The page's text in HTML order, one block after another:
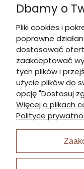
Kontakt
Informacje
Płatności i
Moje konto
I Nagroda w
Dbamy o
Pliki cookies i
poprawne
dostosować
zaakceptować
tych plików i
użycie plików do
opcję "Dostosuj
Więcej o plikach
Polityce